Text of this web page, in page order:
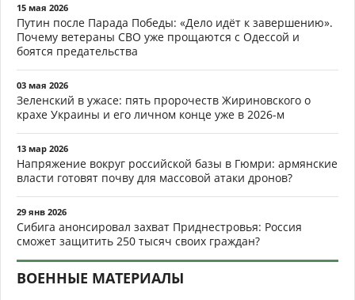
15 мая 2026
Путин после Парада Победы: «Дело идёт к завершению».
Почему ветераны СВО уже прощаются с Одессой и
боятся предательства
03 мая 2026
Зеленский в ужасе: пять пророчеств Жириновского о
крахе Украины и его личном конце уже в 2026-м
13 мар 2026
Напряжение вокруг российской базы в Гюмри: армянские
власти готовят почву для массовой атаки дронов?
29 янв 2026
Сибига анонсировал захват Приднестровья: Россия
сможет защитить 250 тысяч своих граждан?
ВОЕННЫЕ МАТЕРИАЛЫ